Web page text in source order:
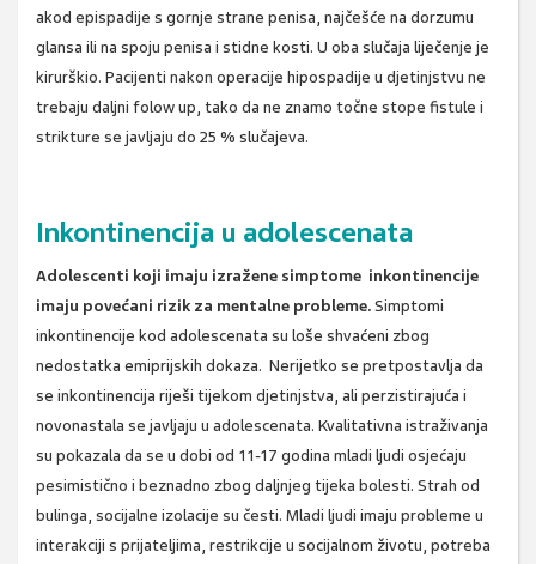
akod epispadije s gornje strane penisa, najčešće na dorzumu
glansa ili na spoju penisa i stidne kosti. U oba slučaja liječenje je
kirurškio. Pacijenti nakon operacije hipospadije u djetinjstvu ne
trebaju daljni folow up, tako da ne znamo točne stope fistule i
strikture se javljaju do 25 % slučajeva.
Inkontinencija u adolescenata
Adolescenti koji imaju izražene simptome inkontinencije
imaju povećani rizik za mentalne probleme.Simptomi
inkontinencije kod adolescenata su loše shvaćeni zbog
nedostatka emiprijskih dokaza. Nerijetko se pretpostavlja da
se inkontinencija riješi tijekom djetinjstva, ali perzistirajuća i
novonastala se javljaju u adolescenata. Kvalitativna istraživanja
su pokazala da se u dobi od 11-17 godina mladi ljudi osjećaju
pesimistično i beznadno zbog daljnjeg tijeka bolesti. Strah od
bulinga, socijalne izolacije su česti. Mladi ljudi imaju probleme u
interakciji s prijateljima, restrikcije u socijalnom životu, potreba